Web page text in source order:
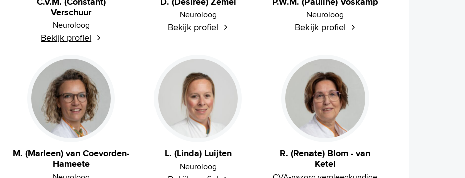
Verschuur
Neuroloog
Bekijk profiel
Neuroloog
Bekijk profiel
Neuroloog
Bekijk profiel
M. (Marleen) van Coevorden-
Hameete
L. (Linda) Luijten
Neuroloog
R. (Renate) Blom - van
Ketel